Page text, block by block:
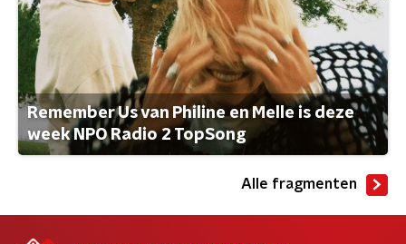
Remember Us van Philine en Melle is deze
week NPO Radio 2 TopSong
Alle fragmenten